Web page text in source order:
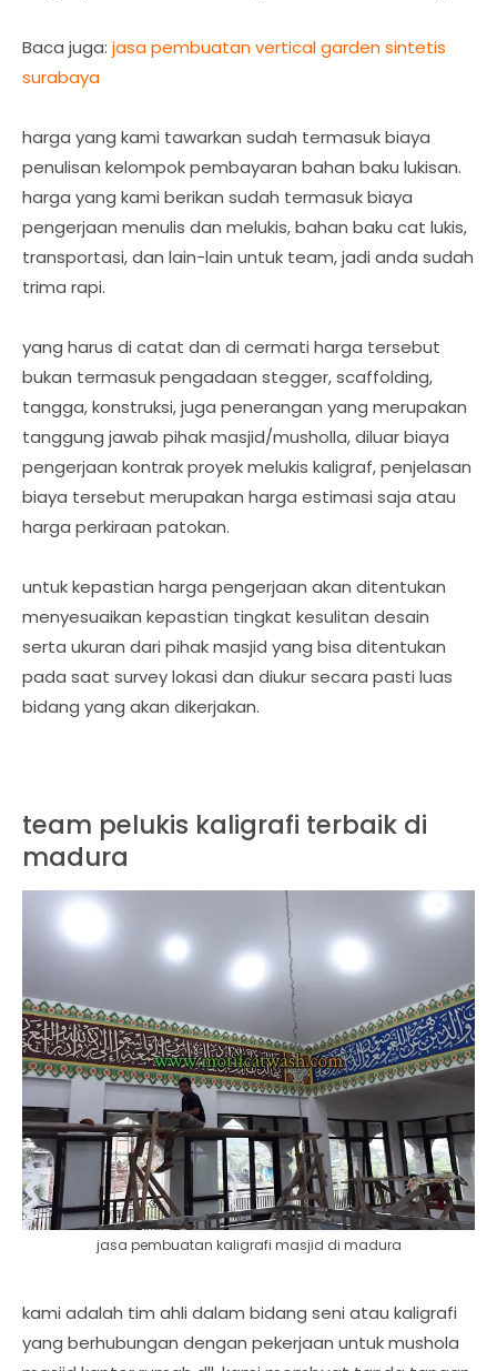
Baca juga: jasa pembuatan vertical garden sintetis
surabaya
harga yang kami tawarkan sudah termasuk biaya
penulisan kelompok pembayaran bahan baku lukisan.
harga yang kami berikan sudah termasuk biaya
pengerjaan menulis dan melukis, bahan baku cat lukis,
transportasi, dan lain-lain untuk team, jadi anda sudah
trima rapi.
yang harus di catat dan di cermati harga tersebut
bukan termasuk pengadaan stegger, scaffolding,
tangga, konstruksi, juga penerangan yang merupakan
tanggung jawab pihak masjid/musholla, diluar biaya
pengerjaan kontrak proyek melukis kaligraf, penjelasan
biaya tersebut merupakan harga estimasi saja atau
harga perkiraan patokan.
untuk kepastian harga pengerjaan akan ditentukan
menyesuaikan kepastian tingkat kesulitan desain
serta ukuran dari pihak masjid yang bisa ditentukan
pada saat survey lokasi dan diukur secara pasti luas
bidang yang akan dikerjakan.
team pelukis kaligrafi terbaik di
madura
jasa pembuatan kaligrafi masjid di madura
kami adalah tim ahli dalam bidang seni atau kaligrafi
yang berhubungan dengan pekerjaan untuk mushola